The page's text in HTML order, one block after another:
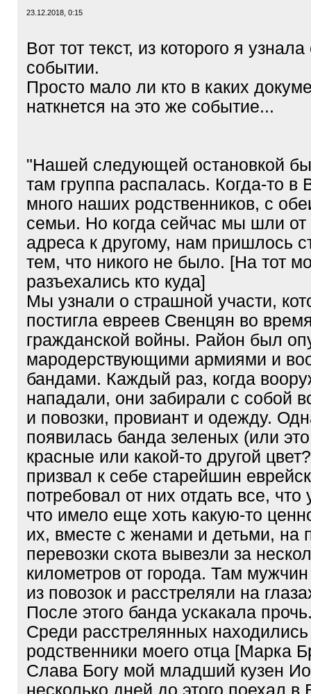
23.12.2018, 0:15
Вот тот текст, из которого я
событии.
Просто мало ли кто в каких
наткнется на это же событие...
"Нашей следующей остановкой
там группа распалась. Когда-то в
много наших родственников, с
семьи. Но когда сейчас мы шли от
адреса к другому, нам пришлось
тем, что никого не было. [На тот
разъехались кто куда]
Мы узнали о страшной участи,
постигла евреев Свенцян во
гражданской войны. Район был
мародерствующими армиями и
бандами. Каждый раз, когда
нападали, они забирали с собой
и повозки, провиант и одежду.
появилась банда зеленых (или
красные или какой-то другой
призвал к себе старейшин
потребовал от них отдать все,
что имело еще хоть какую-то
их, вместе с женами и детьми, на
перевозки скота вывезли за
километров от города. Там
из повозок и расстреляли на
После этого банда ускакала
Среди расстрелянных
родственники моего отца [Марка
Слава Богу мой младший кузен
несколько дней до этого поехал в